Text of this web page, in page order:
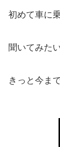
初めて車に
聞いてみた
きっと今ま